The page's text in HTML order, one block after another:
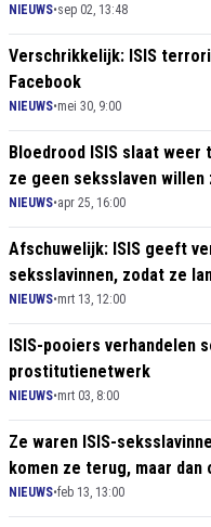
NIEUWS•sep 02, 13:48
Verschrikkelijk: ISIS
Facebook
NIEUWS•mei 30, 9:00
Bloedrood ISIS slaat weer
ze geen seksslaven willen
NIEUWS•apr 25, 16:00
Afschuwelijk: ISIS geeft
seksslavinnen, zodat ze
NIEUWS•mrt 13, 12:00
ISIS-pooiers verhandelen
prostitutienetwerk
NIEUWS•mrt 03, 8:00
Ze waren ISIS-
komen ze terug, maar
NIEUWS•feb 13, 13:00